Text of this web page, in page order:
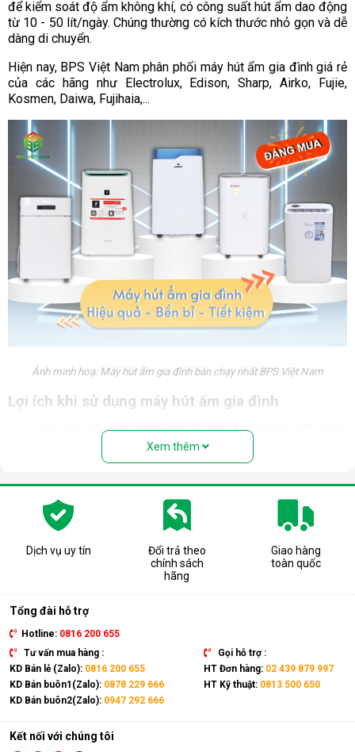
để kiểm soát độ ẩm không khí, có công suất hút ẩm dao động
từ 10 - 50 lít/ngày. Chúng thường có kích thước nhỏ gọn và dễ
dàng di chuyển.
Hiện nay, BPS Việt Nam phân phối máy hút ẩm gia đình giá rẻ
của các hãng như Electrolux, Edison, Sharp, Airko, Fujie,
Kosmen, Daiwa, Fujihaia,...
Ảnh minh hoạ: Máy hút ẩm gia đình bán chạy nhất BPS Việt Nam
Lợi ích khi sử dụng máy hút ẩm gia đình
Giữ cho nhà cửa luôn khô thoáng, tránh khỏi tình trạng
trơn trượt trong những ngày nồm ẩm.
Ngăn chặn tình trạng nấm mốc, hạn chế sự phát triển
khỏe, ngăn ngừa các bệnh về đường hô hấp, viêm mũi,
dị ứng thường gặp.
Bảo quản các thiết bị điện, đồ dùng trong nhà tránh tiếp
toàn khi sử dụng.
Hỗ trợ sấy khô quần áo, giày dép,... nhanh chóng trong
những ngày mưa ẩm. Ngăn chặn nấm mốc, vi khuẩn, mùi
hôi và chất gây dị ứng bám trên quần áo.
Xem thêm
Dịch vụ uy tín
Đổi trả theo
chính sách
hãng
Giao hàng
toàn quốc
Tổng đài hỗ trợ
Hotline: 0816 200 655
Tư vấn mua hàng :
KD Bán lẻ (Zalo): 0816 200 655
KD Bán buôn1(Zalo): 0878 229 666
KD Bán buôn2(Zalo): 0947 292 666
Gọi hỗ trợ :
HT Đơn hàng: 02 439 879 997
HT Kỹ thuật: 0813 500 650
Kết nối với chúng tôi